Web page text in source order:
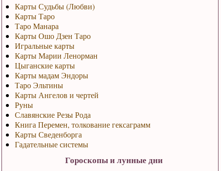
Карты Судьбы (Любви)
Карты Таро
Таро Манара
Карты Ошо Дзен Таро
Игральные карты
Карты Марии Ленорман
Цыганские карты
Карты мадам Эндоры
Таро Эльтины
Карты Ангелов и чертей
Руны
Славянские Резы Рода
Книга Перемен, толкование гексаграмм
Карты Сведенборга
Гадательные системы
Гороскопы и лунные дни